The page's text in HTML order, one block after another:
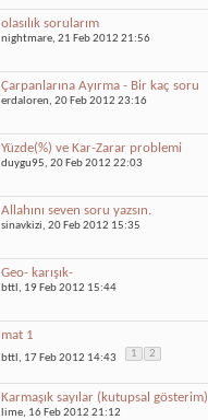
olasılık sorularım
nightmare, 21 Feb 2012 21:56
Çarpanlarına Ayırma - Bir kaç soru
erdaloren, 20 Feb 2012 23:16
Yüzde(%) ve Kar-Zarar problemi
duygu95, 20 Feb 2012 22:03
Allahını seven soru yazsın.
sinavkizi, 20 Feb 2012 15:35
Geo- karışık-
bttl , 19 Feb 2012 15:44
mat 1
bttl , 17 Feb 2012 14:43 1 2
Karmaşık sayılar (kutupsal gösterim)
lime, 16 Feb 2012 21:12